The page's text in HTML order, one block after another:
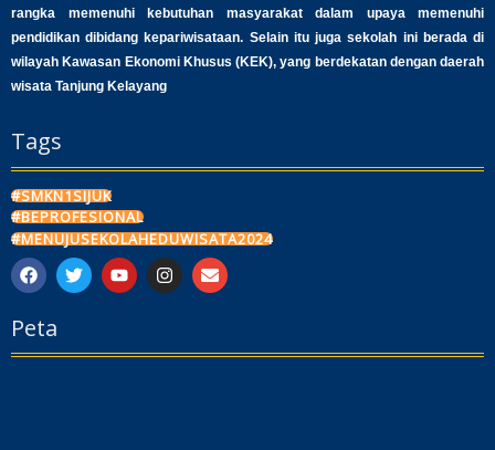
rangka memenuhi kebutuhan masyarakat dalam upaya memenuhi
pendidikan dibidang kepariwisataan. Selain itu juga sekolah ini berada di
wilayah Kawasan Ekonomi Khusus (KEK), yang berdekatan dengan daerah
wisata Tanjung Kelayang
Tags
#SMKN1SIJUK
#BEPROFESIONAL
#MENUJUSEKOLAHEDUWISATA2024
F
a
e
b
T
w
t
Y
o
u
I
n
a
E
n
l
Peta